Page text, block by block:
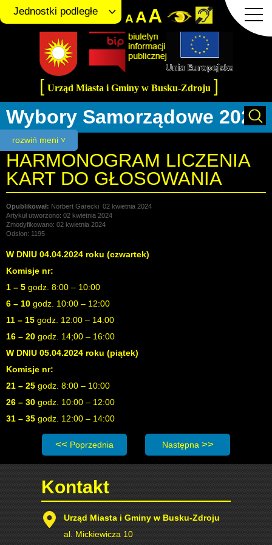
AAA
Jednostki podległe
[ Urząd Miasta i Gminy w Busku-Zdroju ]
rozwiń meni ˅
Wybory Samorządowe 2024
HARMONOGRAM LICZENIA
KART DO GŁOSOWANIA
Norbert Garecki 02 kwietnia 2024
Artykuł utworzono: 02 kwietnia 2024
Zmodyfikowano: 02 kwietnia 2024
Odsłon: 1195
W DNIU 04.04.2024 roku (czwartek)
Komisje nr:
1 – 5 godz. 8:00 – 10:00
6 – 10 godz. 10:00 – 12:00
11 – 15 godz. 12:00 – 14:00
16 – 20 godz. 14;00 – 16:00
W DNIU 05.04.2024 roku (piątek)
Komisje nr:
21 – 25 godz. 8:00 – 10:00
26 – 30 godz. 10:00 – 12:00
31 – 35 godz. 12:00 – 14:00
Poprzednia strona: Wniosek o wypłatę diety
Poprzednia Następna strona:
Następna
Kontakt
Urząd Miasta i Gminy w Busku-Zdroju
al. Mickiewicza 10